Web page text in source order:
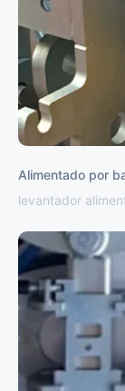
Alimentado por
levantador